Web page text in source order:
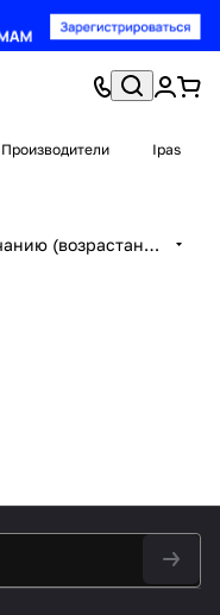
Производители Ipas
По умолчанию (возрастание)